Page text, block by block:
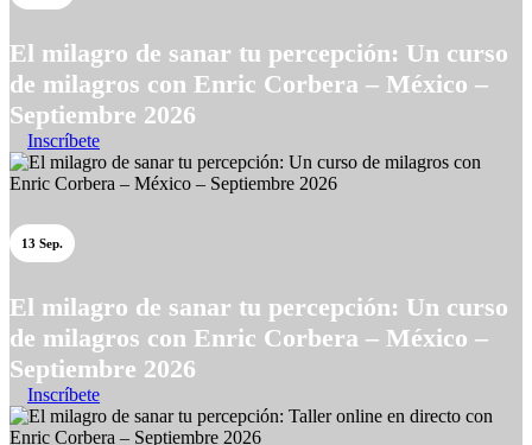
El milagro de sanar tu percepción: Un curso
de milagros con Enric Corbera – México –
Septiembre 2026
Inscríbete
13 Sep.
El milagro de sanar tu percepción: Un curso
de milagros con Enric Corbera – México –
Septiembre 2026
Inscríbete